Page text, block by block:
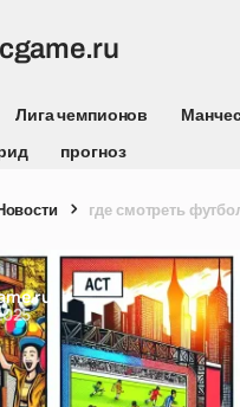
Лига чемпионов
прогноз
где смотреть